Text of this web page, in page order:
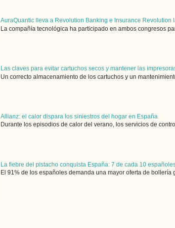
AuraQuantic lleva a Revolution Banking e Insurance
La compañía tecnológica ha participado en ambos congresos
Las claves para evitar cartuchos secos y mantener las
Un correcto almacenamiento de los cartuchos y un
Allianz: el calor dispara los siniestros del hogar en España
Durante los episodios de calor del verano, los servicios de
La fiebre del pistacho conquista España: 7 de cada 10
El 91% de los españoles demanda una mayor oferta de